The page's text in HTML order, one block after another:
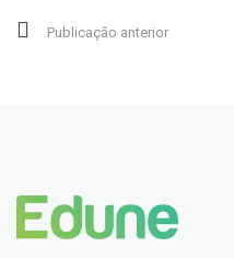
Publicação anterior